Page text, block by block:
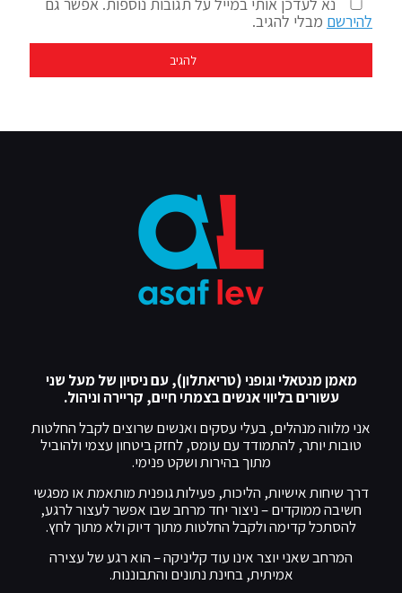
להירשם מבלי להגיב.
מאמן מנטאלי וגופני (טריאתלון), עם ניסיון של מעל שני
עשורים בליווי אנשים בצמתי חיים, קריירה וניהול.
אני מלווה מנהלים, בעלי עסקים ואנשים שרוצים לקבל החלטות
טובות יותר, להתמודד עם עומס, לחזק ביטחון עצמי ולהוביל
מתוך בהירות ושקט פנימי.
דרך שיחות אישיות, הליכות, פעילות גופנית מותאמת או מפגשי
חשיבה ממוקדים – ניצור יחד מרחב שבו אפשר לעצור לרגע,
להסתכל קדימה ולקבל החלטות מתוך דיוק ולא מתוך לחץ.
המרחב שאני יוצר אינו עוד קליניקה – הוא רגע של עצירה
אמיתית, בחינת נתונים והתבוננות.